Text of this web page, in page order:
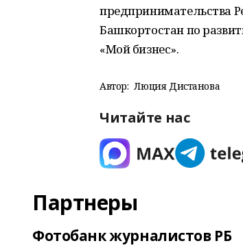
предпринимательства
Башкортостан по
«Мой бизнес».
Автор: Люция Дистанова
Читайте нас
Партнеры
Фотобанк журналистов РБ